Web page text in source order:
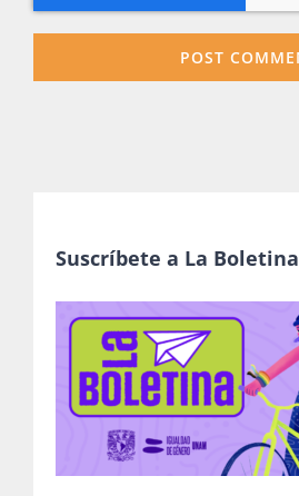
Suscríbete a La Boletina